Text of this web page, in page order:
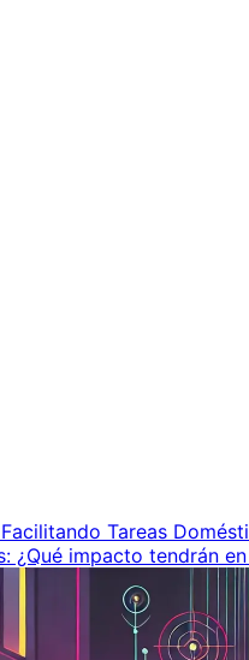
Tareas
¿Qué impacto tendrán